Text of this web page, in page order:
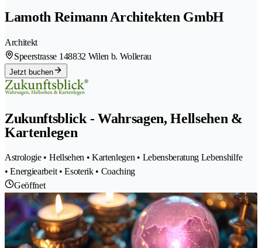
Lamoth Reimann Architekten GmbH
Architekt
Speerstrasse 148832 Wilen b. Wollerau
Jetzt buchen
Zukunftsblick - Wahrsagen, Hellsehen &
Kartenlegen
Astrologie • Hellsehen • Kartenlegen • Lebensberatung Lebenshilfe
• Energiearbeit • Esoterik • Coaching
Geöffnet